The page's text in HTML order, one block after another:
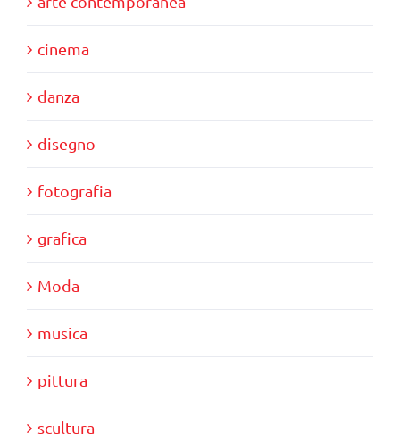
cinema
danza
disegno
fotografia
grafica
Moda
musica
pittura
scultura